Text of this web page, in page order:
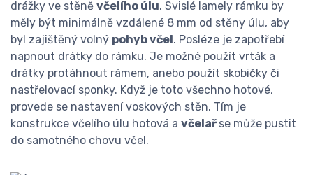
drážky ve stěně včelího úlu. Svislé lamely rámku by
měly být minimálně vzdálené 8 mm od stěny úlu, aby
byl zajištěný volný pohyb včel. Posléze je zapotřebí
napnout drátky do rámku. Je možné použít vrták a
drátky protáhnout rámem, anebo použít skobičky či
nastřelovací sponky. Když je toto všechno hotové,
provede se nastavení voskových stěn. Tím je
konstrukce včelího úlu hotová a včelař se může pustit
do samotného chovu včel.